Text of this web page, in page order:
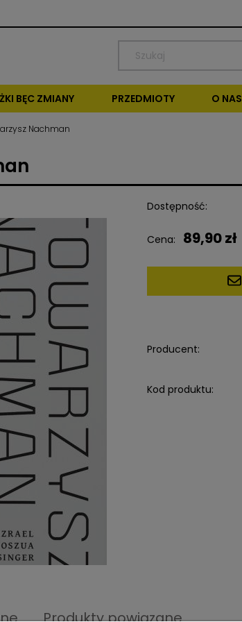
BĘC ZMIANY PRZEDMIOTY O NAS
Nachman
Dostępność:
Cena: 89,90 zł
Producent:
Kod produktu:
Produkty powiązane